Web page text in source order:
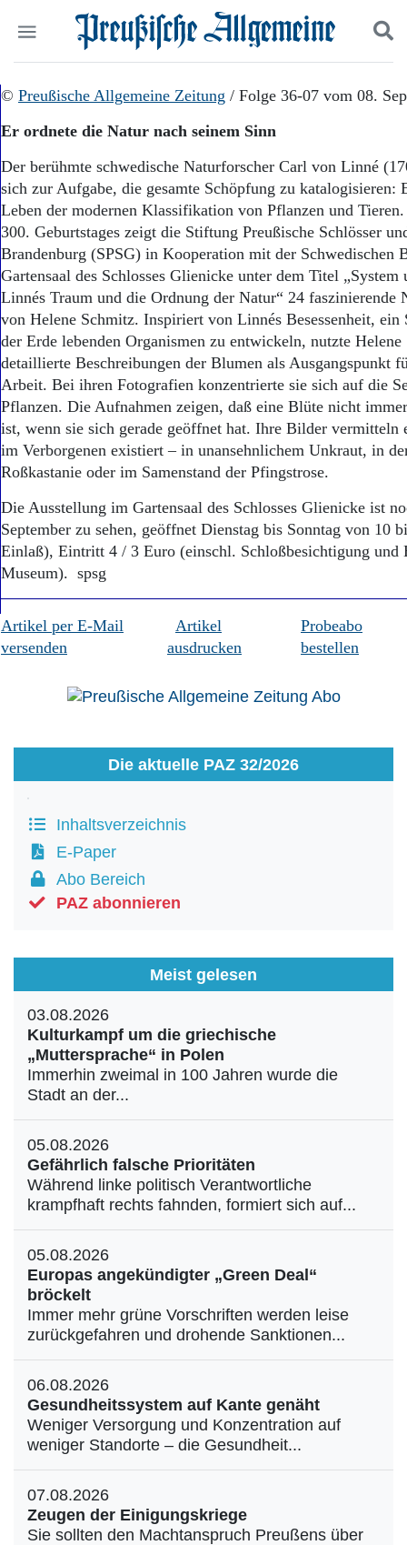
Start
Wer wir sind
Aktuelle Ausgabe
Abonnenten-Login
Abonnent werden
Abo Prämien
Mediadaten
Politik
Wirtschaft
Gesellschaft
Leben
Geschichte
Ostpreußen
Pommern
Berlin-Brandenburg
Schlesien
Danzig und Westpreußen
Bücher
Kontakt
Impressum
Suchen und finden
© Preußische Allgemeine Zeitung / Folge 36-07 vom 08.
Er ordnete die Natur nach seinem Sinn
Der berühmte schwedische Naturforscher Carl von Linné
sich zur Aufgabe, die gesamte Schöpfung zu katalogisieren:
Leben der modernen Klassifikation von Pflanzen und
300. Geburtstages zeigt die Stiftung Preußische Schlösser
Brandenburg (SPSG) in Kooperation mit der Schwedischen
Gartensaal des Schlosses Glienicke unter dem Titel „System
Linnés Traum und die Ordnung der Natur“ 24 faszinierende
von Helene Schmitz. Inspiriert von Linnés Besessenheit, ein
der Erde lebenden Organismen zu entwickeln, nutzte
detaillierte Beschreibungen der Blumen als Ausgangspunkt
Arbeit. Bei ihren Fotografien konzentrierte sie sich auf die
Pflanzen. Die Aufnahmen zeigen, daß eine Blüte nicht
ist, wenn sie sich gerade geöffnet hat. Ihre Bilder vermitteln
im Verborgenen existiert – in unansehnlichem Unkraut, in
Roßkastanie oder im Samenstand der Pfingstrose.
Die Ausstellung im Gartensaal des Schlosses Glienicke ist
September zu sehen, geöffnet Dienstag bis Sonntag von 10
Einlaß), Eintritt 4 / 3 Euro (einschl. Schloßbesichtigung und
Museum). spsg
Artikel per E-Mail
versenden
Artikel
ausdrucken
Probeabo
bestellen
Die aktuelle PAZ 32/2026
Inhaltsverzeichnis
E-Paper
Abo Bereich
PAZ abonnieren
Meist gelesen
03.08.2026
Kulturkampf um die griechische
„Muttersprache“ in Polen
Immerhin zweimal in 100 Jahren wurde die
Stadt an der...
05.08.2026
Gefährlich falsche Prioritäten
Während linke politisch Verantwortliche
krampfhaft rechts fahnden, formiert sich auf...
05.08.2026
Europas angekündigter „Green Deal“
bröckelt
Immer mehr grüne Vorschriften werden leise
zurückgefahren und drohende Sanktionen...
06.08.2026
Gesundheitssystem auf Kante genäht
Weniger Versorgung und Konzentration auf
weniger Standorte – die Gesundheit...
07.08.2026
Zeugen der Einigungskriege
Sie sollten den Machtanspruch Preußens über